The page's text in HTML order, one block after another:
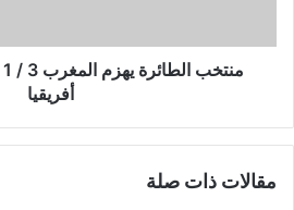
استعدادا
لبطولة
أفريقيا
مقالات ذات صلة